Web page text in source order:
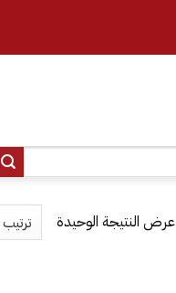
عرض النتيجة الوحيدة